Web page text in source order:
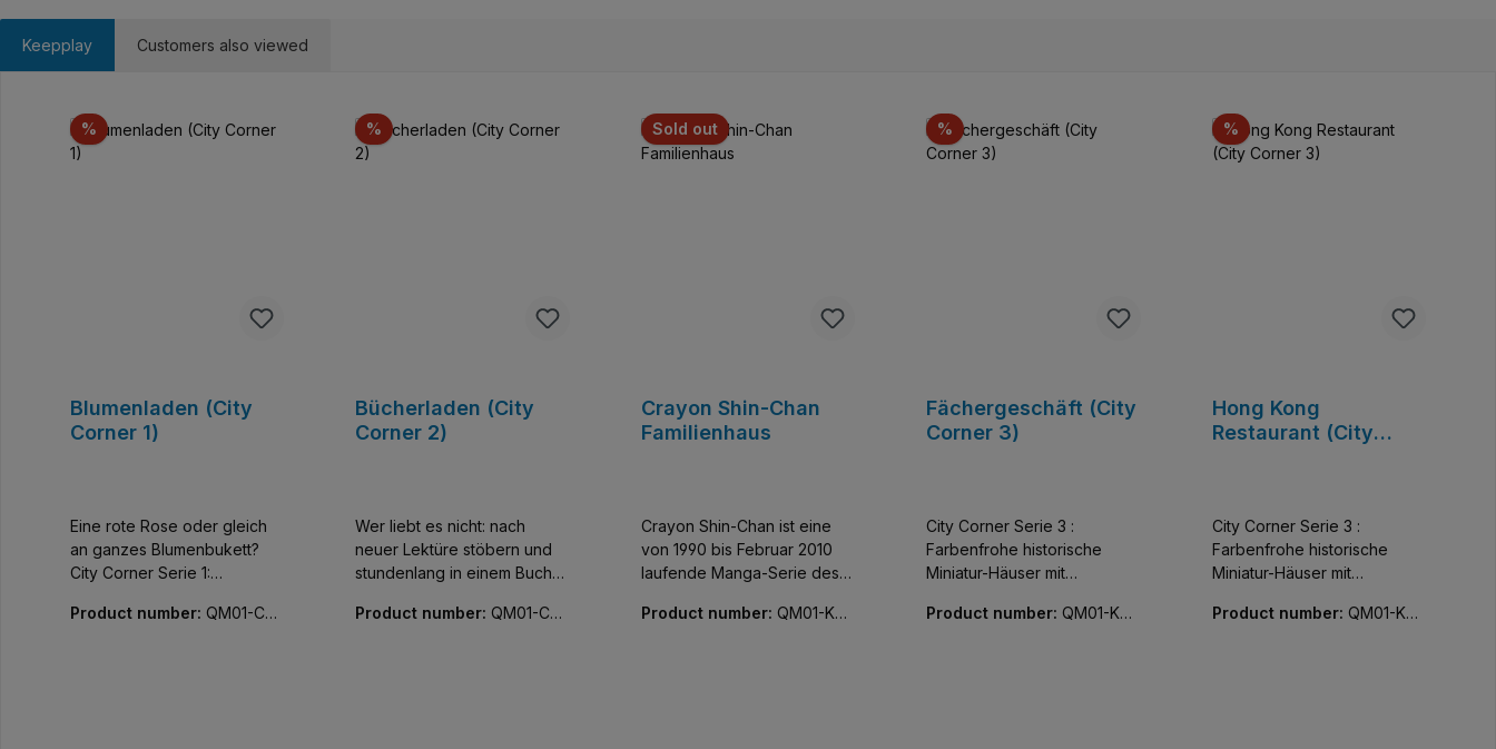
Keepplay Customers also viewed
% Discount
Blumenladen (City
Corner 1)
Eine rote Rose oder gleich
an ganzes Blumenbukett?
City Corner Serie 1:
mit unglaublicher Detailfülle.
Product number: QM01-C01
% Discount
Bücherladen (City
Corner 2)
Wer liebt es nicht: nach
neuer Lektüre stöbern und
stundenlang in einem Buch
2 : Die zweite Serie der City
Product number:QM01-C01
Sold out
Crayon Shin-Chan
Familienhaus
Crayon Shin-Chan ist eine
von 1990 bis Februar 2010
laufende Manga-Serie des
Yoshito Usui, die auch als
Product number: QM01-K20
% Discount
Fächergeschäft (City
Corner 3)
City Corner Serie 3 :
Farbenfrohe historische
Miniatur-Häuser mit
Kleine klassische Schönheit ,
Product number:QM01-K28
%Discount
Hong Kong
Restaurant (City
City Corner Serie 3 :
Farbenfrohe historische
Miniatur-Häuser mit
Kleine klassische
Product number: QM01-K28